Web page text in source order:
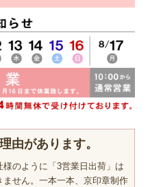
由があります。
様のように「3営業日出荷」は
ません。一本一本、京印章制作